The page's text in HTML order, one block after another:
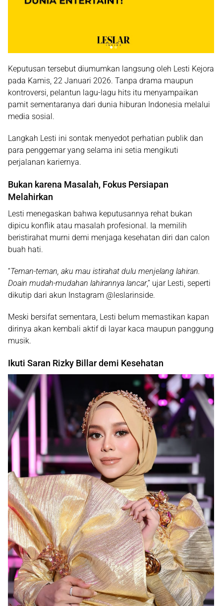
Keputusan tersebut diumumkan langsung oleh Lesti Kejora
pada Kamis, 22 Januari 2026. Tanpa drama maupun
kontroversi, pelantun lagu-lagu hits itu menyampaikan
pamit sementaranya dari dunia hiburan Indonesia melalui
media sosial.
Langkah Lesti ini sontak menyedot perhatian publik dan
para penggemar yang selama ini setia mengikuti
perjalanan kariernya.
Bukan karena Masalah, Fokus Persiapan
Melahirkan
Lesti menegaskan bahwa keputusannya rehat bukan
dipicu konflik atau masalah profesional. Ia memilih
beristirahat murni demi menjaga kesehatan diri dan calon
buah hati.
“Teman-teman, aku mau istirahat dulu menjelang lahiran.
Doain mudah-mudahan lahirannya lancar,” ujar Lesti, seperti
dikutip dari akun Instagram @leslarinside.
Meski bersifat sementara, Lesti belum memastikan kapan
dirinya akan kembali aktif di layar kaca maupun panggung
musik.
Ikuti Saran Rizky Billar demi Kesehatan